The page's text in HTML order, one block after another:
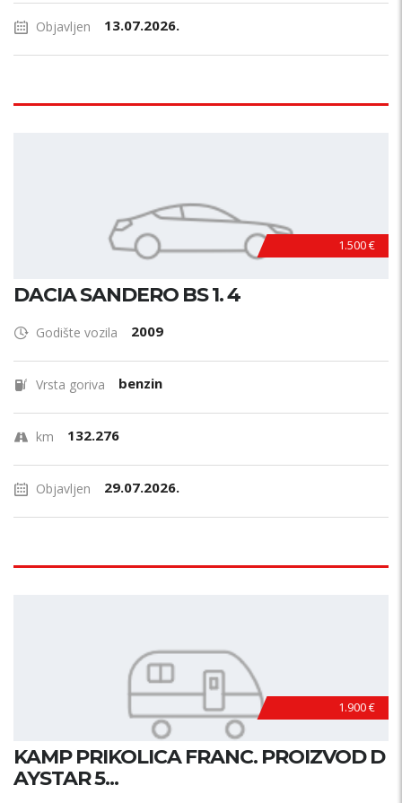
Objavljen 13.07.2026.
1.500 €
DACIA SANDERO BS 1. 4
Godište vozila 2009
Vrsta goriva benzin
km 132.276
Objavljen 29.07.2026.
1.900 €
KAMP PRIKOLICA FRANC. PROIZVOD D
AYSTAR 5...